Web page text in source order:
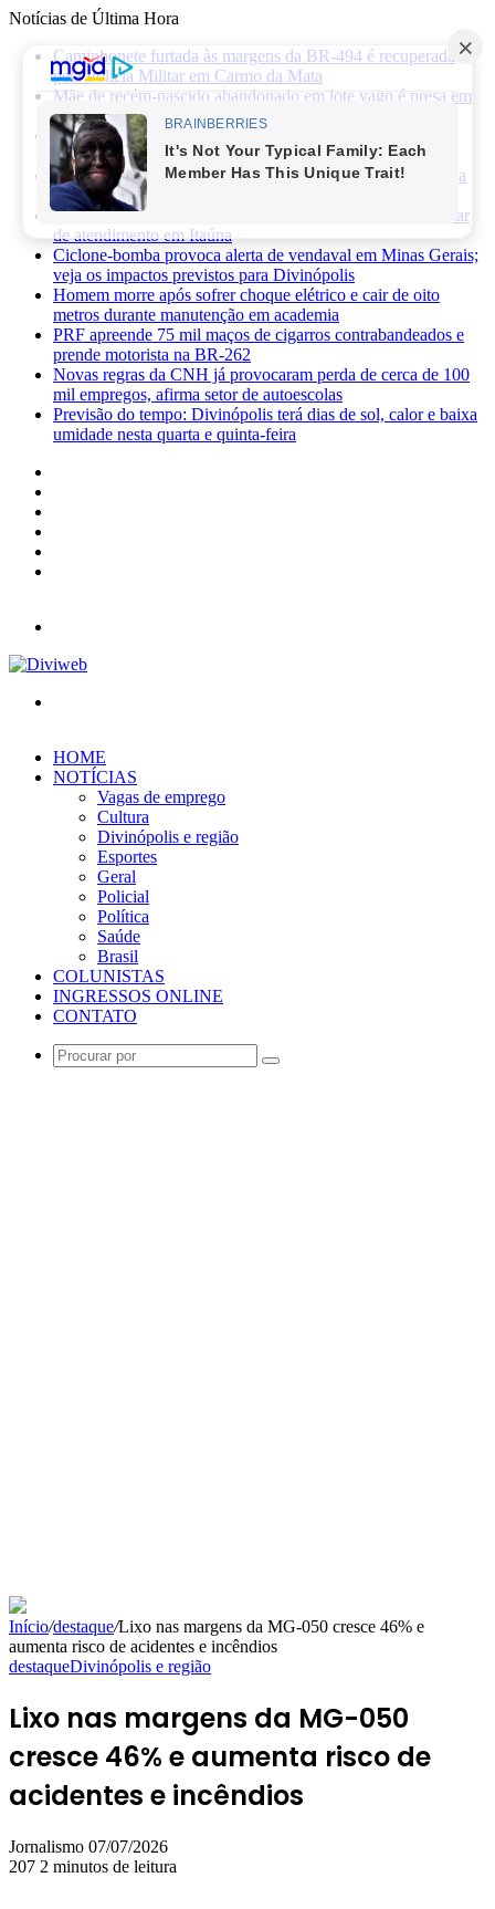
Notícias de Última Hora
Caminhonete furtada às margens da BR-494 é recuperada
pela Polícia Militar em Carmo da Mata
Mãe de recém-nascido abandonado em lote vago é presa em
Sabará
Três pessoas ficam feridas após ataque a facadas no bairro
Planalto, em Divinópolis
Previsão do tempo: fim de semana será de sol, calor e baixa
umidade em Divinópolis
Homem quebra vidro da recepção de hospital após reclamar
de atendimento em Itaúna
Ciclone-bomba provoca alerta de vendaval em Minas Gerais;
veja os impactos previstos para Divinópolis
Homem morre após sofrer choque elétrico e cair de oito
metros durante manutenção em academia
PRF apreende 75 mil maços de cigarros contrabandeados e
prende motorista na BR-262
Novas regras da CNH já provocaram perda de cerca de 100
mil empregos, afirma setor de autoescolas
Previsão do tempo: Divinópolis terá dias de sol, calor e baixa
umidade nesta quarta e quinta-feira
HOME
NOTÍCIAS
Vagas de emprego
Cultura
Divinópolis e região
Esportes
Geral
Policial
Política
Saúde
Brasil
COLUNISTAS
INGRESSOS ONLINE
CONTATO
Procurar
Início/destaque/Lixo nas margens da MG-050 cresce 46% e
aumenta risco de acidentes e incêndios
destaqueDivinópolis e região
Lixo nas margens da MG-050
cresce 46% e aumenta risco de
acidentes e incêndios
Jornalismo Mande
um
07/07/2026
207 2 minutos de leitura